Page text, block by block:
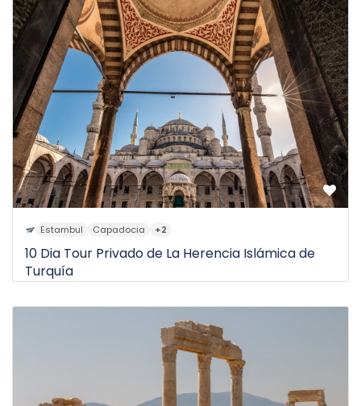
4D de $1.600
Estambul Capadocia +2
10 Dia Tour Privado de La Herencia Islámica de
Turquía